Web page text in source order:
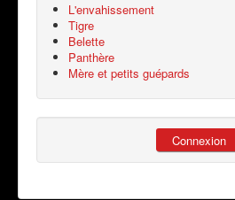
L'envahissement
Tigre
Belette
Panthère
Mère et petits guépards
Connexion